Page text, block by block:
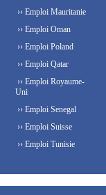
›› Emploi Mauritanie
›› Emploi Oman
›› Emploi Poland
›› Emploi Qatar
›› Emploi Royaume-
Uni
›› Emploi Senegal
›› Emploi Suisse
›› Emploi Tunisie